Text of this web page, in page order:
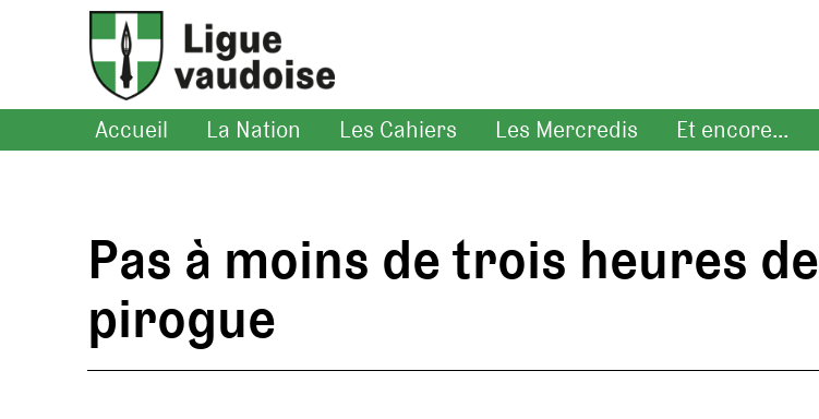
Accueil La Nation Les Cahiers Les Mercredis Et encore...
Pas à moins de trois heures de
pirogue